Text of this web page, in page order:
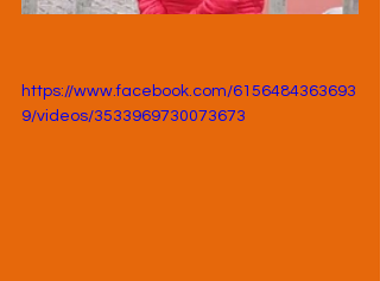
https://www.facebook.com/6156484363693
9/videos/3533969730073673